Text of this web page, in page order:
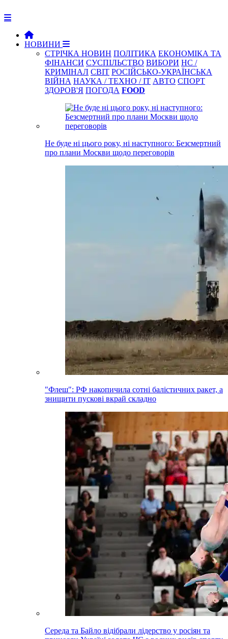
НОВИНИ
СТРІЧКА НОВИН ПОЛІТИКА ЕКОНОМІКА ТА
ФІНАНСИ СУСПІЛЬСТВО ВИБОРИ НС /
КРИМІНАЛ СВІТ РОСІЙСЬКО-УКРАЇНСЬКА
ВІЙНА НАУКА / ТЕХНО / IT АВТО СПОРТ
ЗДОРОВ'Я ПОГОДА FOOD
Не буде ні цього року, ні наступного: Безсмертний
про плани Москви щодо переговорів
"Флеш": РФ накопичила сотні балістичних ракет, а
знищити пускові вкрай складно
Середа та Байло відібрали лідерство у росіян та